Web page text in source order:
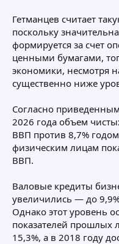
Гетманцев считает
поскольку
формируется за счет
ценными бумагами,
экономики, несмотря
существенно ниже
Согласно
2026 года объем
ВВП против 8,7%
физическим лицам
ВВП.
Валовые кредиты
увеличились — до
Однако этот уровень
показателей прошлых
15,3%, а в 2018 году